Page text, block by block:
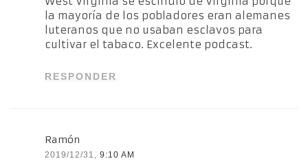
la mayoría de los pobladores eran alemanes
luteranos que no usaban esclavos para
cultivar el tabaco. Excelente podcast.
RESPONDER
Ramón
2019/12/31, 9:10 AM